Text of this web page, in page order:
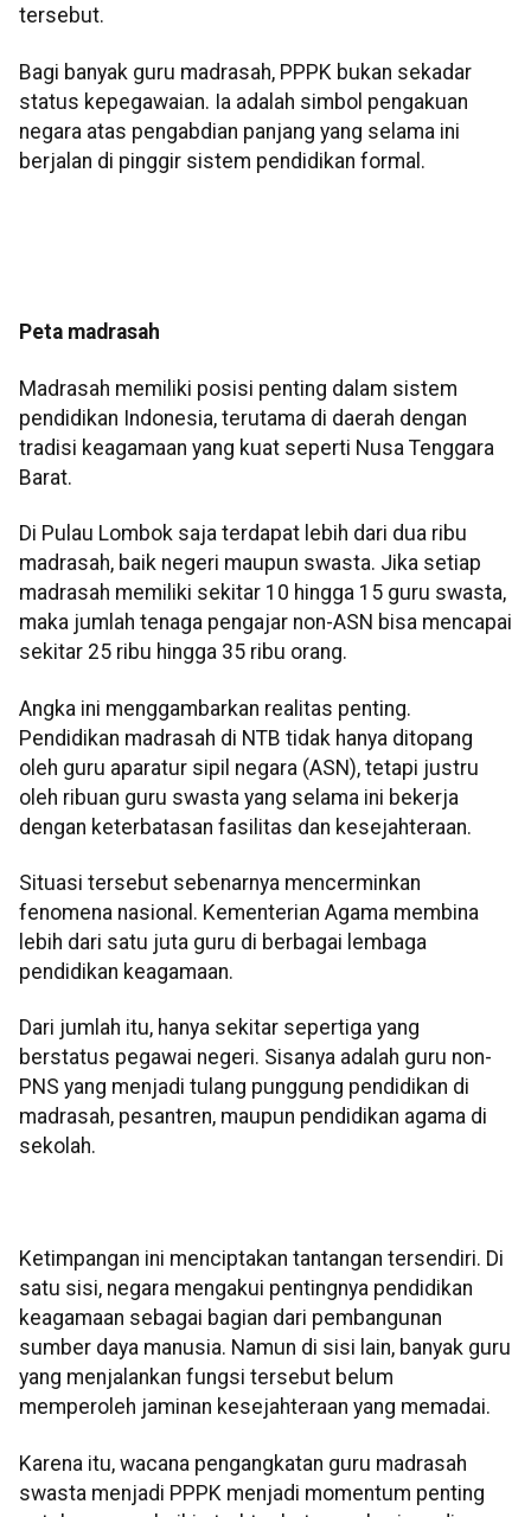
tersebut.
Bagi banyak guru madrasah, PPPK bukan sekadar
status kepegawaian. Ia adalah simbol pengakuan
negara atas pengabdian panjang yang selama ini
berjalan di pinggir sistem pendidikan formal.
Peta madrasah
Madrasah memiliki posisi penting dalam sistem
pendidikan Indonesia, terutama di daerah dengan
tradisi keagamaan yang kuat seperti Nusa Tenggara
Barat.
Di Pulau Lombok saja terdapat lebih dari dua ribu
madrasah, baik negeri maupun swasta. Jika setiap
madrasah memiliki sekitar 10 hingga 15 guru swasta,
maka jumlah tenaga pengajar non-ASN bisa mencapai
sekitar 25 ribu hingga 35 ribu orang.
Angka ini menggambarkan realitas penting.
Pendidikan madrasah di NTB tidak hanya ditopang
oleh guru aparatur sipil negara (ASN), tetapi justru
oleh ribuan guru swasta yang selama ini bekerja
dengan keterbatasan fasilitas dan kesejahteraan.
Situasi tersebut sebenarnya mencerminkan
fenomena nasional. Kementerian Agama membina
lebih dari satu juta guru di berbagai lembaga
pendidikan keagamaan.
Dari jumlah itu, hanya sekitar sepertiga yang
berstatus pegawai negeri. Sisanya adalah guru non-
PNS yang menjadi tulang punggung pendidikan di
madrasah, pesantren, maupun pendidikan agama di
sekolah.
Ketimpangan ini menciptakan tantangan tersendiri. Di
satu sisi, negara mengakui pentingnya pendidikan
keagamaan sebagai bagian dari pembangunan
sumber daya manusia. Namun di sisi lain, banyak guru
yang menjalankan fungsi tersebut belum
memperoleh jaminan kesejahteraan yang memadai.
Karena itu, wacana pengangkatan guru madrasah
swasta menjadi PPPK menjadi momentum penting